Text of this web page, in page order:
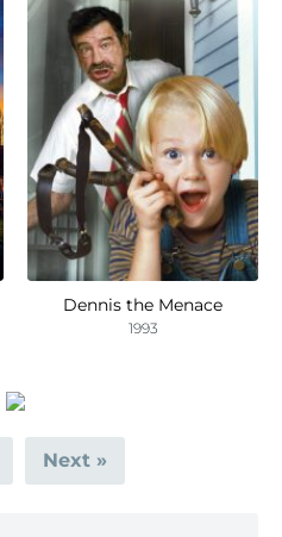
Dennis the Menace
1993
Next »